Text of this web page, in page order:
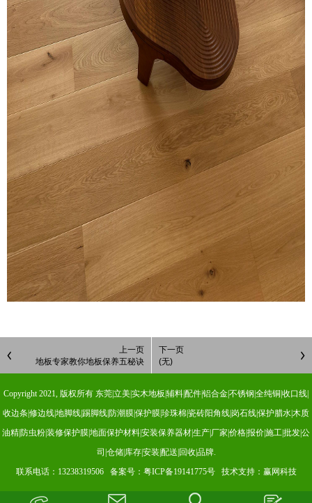
上一页
地板专家教你地板保养五秘诀
下一页
(无)
Copyright 2021, 版权所有 东莞|立美|实木地板|辅料|配件|铝合金|不锈钢|全纯铜|收口线|
收边条|修边线|地脚线|踢脚线|防潮膜|保护膜|珍珠棉|瓷砖阳角线|岗石线|保护腊水|木质
油精|防虫粉|装修保护膜|地面保护材料|安装保养器材|生产|厂家|价格|报价|施工|批发|公
司|仓储|库存|安装|配送|回收|品牌.
联系电话：13238319506 备案号： 粤ICP备19141775号 技术支持：赢网科技